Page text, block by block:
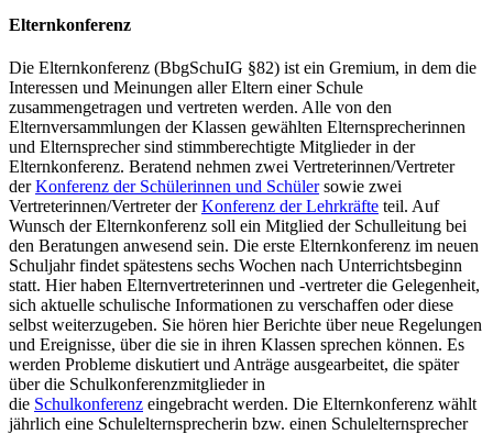
Elternkonferenz
Die Elternkonferenz (BbgSchuIG §82) ist ein Gremium, in dem die
Interessen und Meinungen aller Eltern einer Schule
zusammengetragen und vertreten werden. Alle von den
Elternversammlungen der Klassen gewählten Elternsprecherinnen
und Elternsprecher sind stimmberechtigte Mitglieder in der
Elternkonferenz. Beratend nehmen zwei Vertreterinnen/Vertreter
derKonferenz der Schülerinnen und Schülersowie zwei
Vertreterinnen/Vertreter derKonferenz der Lehrkräfte teil. Auf
Wunsch der Elternkonferenz soll ein Mitglied der Schulleitung bei
den Beratungen anwesend sein. Die erste Elternkonferenz im neuen
Schuljahr findet spätestens sechs Wochen nach Unterrichtsbeginn
statt. Hier haben Elternvertreterinnen und -vertreter die Gelegenheit,
sich aktuelle schulische Informationen zu verschaffen oder diese
selbst weiterzugeben. Sie hören hier Berichte über neue Regelungen
und Ereignisse, über die sie in ihren Klassen sprechen können. Es
werden Probleme diskutiert und Anträge ausgearbeitet, die später
über die Schulkonferenzmitglieder in
die Schulkonferenz eingebracht werden. Die Elternkonferenz wählt
jährlich eine Schulelternsprecherin bzw. einen Schulelternsprecher